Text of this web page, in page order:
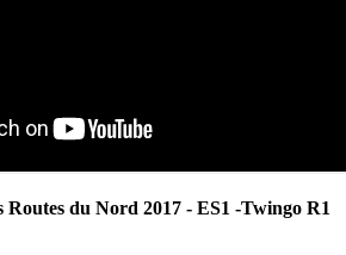
Routes du Nord 2017 - ES1 -Twingo R1